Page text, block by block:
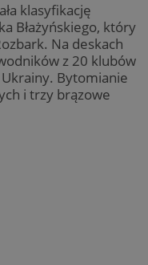
klasyfikację
Błażyńskiego, który
Na deskach
z 20 klubów
Bytomianie
i trzy brązowe